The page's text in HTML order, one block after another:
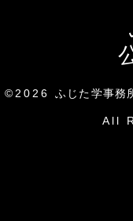
©2026ふじた学事務
All